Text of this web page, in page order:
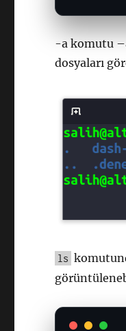
-a komutu
dosyaları
ls